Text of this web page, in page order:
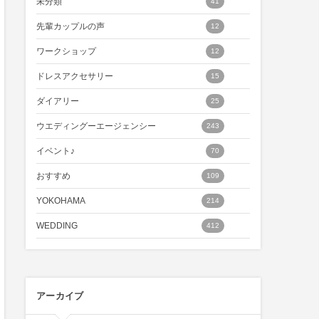
先輩カップルの声 12
ワークショップ 12
ドレスアクセサリー 15
ダイアリー 25
ウエディングーエージェンシー 243
イベント♪ 70
おすすめ 109
YOKOHAMA 214
WEDDING 412
アーカイブ